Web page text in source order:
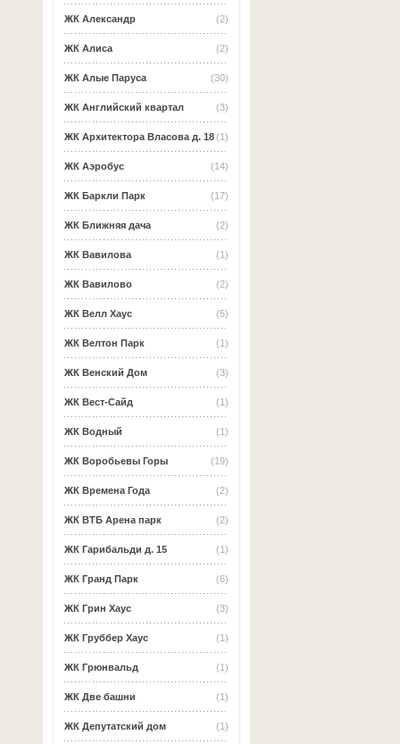
(2)
ЖК Александр
(2)
ЖК Алиса
(30)
ЖК Алые Паруса
(3)
ЖК Английский квартал
(1)
ЖК Архитектора Власова д. 18
(14)
ЖК Аэробус
(17)
ЖК Баркли Парк
(2)
ЖК Ближняя дача
(1)
ЖК Вавилова
(2)
ЖК Вавилово
(5)
ЖК Велл Хаус
(1)
ЖК Велтон Парк
(3)
ЖК Венский Дом
(1)
ЖК Вест-Сайд
(1)
ЖК Водный
(19)
ЖК Воробьевы Горы
(2)
ЖК Времена Года
(2)
ЖК ВТБ Арена парк
(1)
ЖК Гарибальди д. 15
(6)
ЖК Гранд Парк
(3)
ЖК Грин Хаус
(1)
ЖК Груббер Хаус
(1)
ЖК Грюнвальд
(1)
ЖК Две башни
(1)
ЖК Депутатский дом